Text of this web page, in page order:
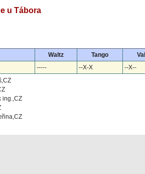
u Tábora
Waltz Tango
----- --X-X --X--
ing.,CZ